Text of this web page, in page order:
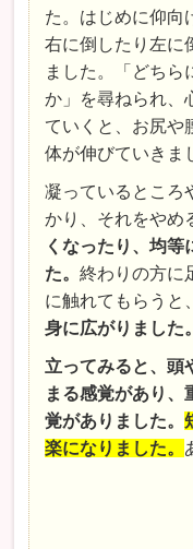
た。はじめに仰向
右に倒したり左に
ました。「どちら
か」を尋ねられ、
ていくと、お尻や
体が伸びていきま
凝っているところ
かり、それをやめ
くなったり、均等
た。終わりの方に
に触れてもらうと
身に広がりました。
立ってみると、頭
まる感覚があり、
覚がありました。
楽になりました。